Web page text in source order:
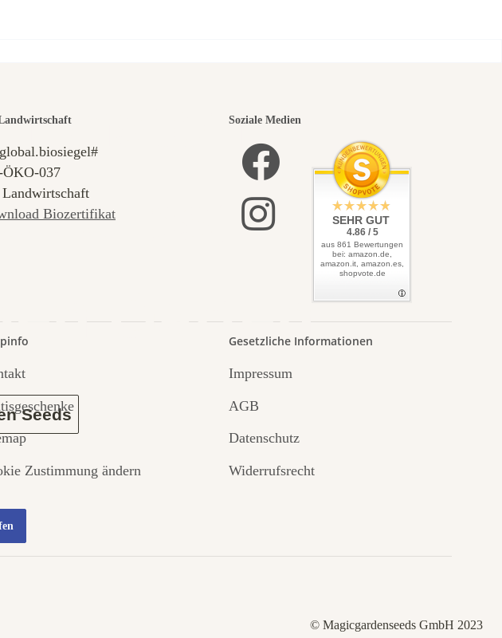
selbst
Garten
Seeds
Biozertifikat
Soziale Medien
SEHR GUT
4.86 / 5
aus 861 Bewertungen
bei: amazon.de,
amazon.it, amazon.es,
shopvote.de
Zustimmung ändern
Gesetzliche Informationen
Impressum
AGB
Datenschutz
Widerrufsrecht
© Magicgardenseeds GmbH 2023